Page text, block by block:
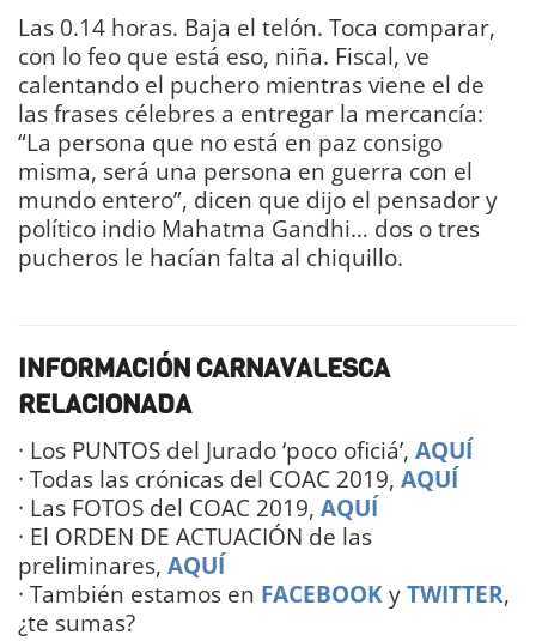
Las 0.14 horas. Baja el telón. Toca comparar,
con lo feo que está eso, niña. Fiscal, ve
calentando el puchero mientras viene el de
las frases célebres a entregar la mercancía:
“La persona que no está en paz consigo
misma, será una persona en guerra con el
mundo entero”, dicen que dijo el pensador y
político indio Mahatma Gandhi… dos o tres
pucheros le hacían falta al chiquillo.
INFORMACIÓN CARNAVALESCA
RELACIONADA
· Los PUNTOS del Jurado ‘poco oficiá’, AQUÍ
· Todas las crónicas del COAC 2019, AQUÍ
· Las FOTOS del COAC 2019, AQUÍ
· El ORDEN DE ACTUACIÓN de las
preliminares, AQUÍ
· También estamos en FACEBOOKyTWITTER,
¿te sumas?